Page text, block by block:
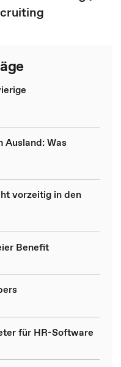
Ausland: Was
vorzeitig in den
Benefit
für HR-Software